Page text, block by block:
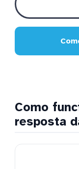
Como
resposta